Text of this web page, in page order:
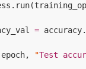
=
"Test